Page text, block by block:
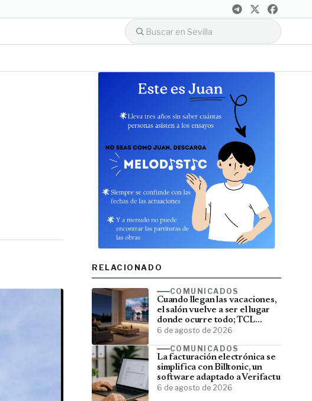
RELACIONADO
COMUNICADOS
Cuando llegan las vacaciones,
el salón vuelve a ser el lugar
donde ocurre todo; TCL
convierte el televisor en el
6 de agosto de 2026
COMUNICADOS
La facturación electrónica se
simplifica con Billtonic, un
software adaptado a Verifactu
6 de agosto de 2026